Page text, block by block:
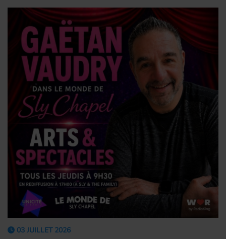
03 JUILLET 2026